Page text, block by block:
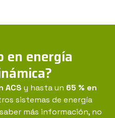
en energía
ACS y hasta un 65 % en
sistemas de energía
más información, no